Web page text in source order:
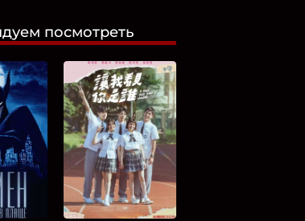
посмотреть